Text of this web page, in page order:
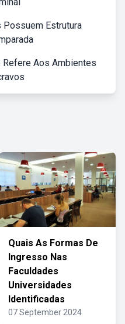
Possuem Estrutura
Refere Aos Ambientes
Quais As Formas De
Ingresso Nas
Faculdades
Universidades
Identificadas
07 September 2024